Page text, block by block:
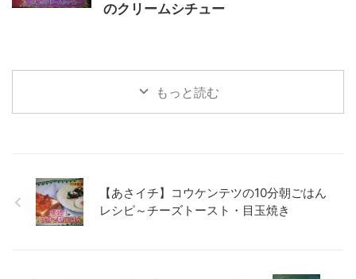
のクリームシチュー
もっと読む
【あさイチ】コウケンテツの10分朝ごはん
レシピ～チーズトースト・目玉焼き